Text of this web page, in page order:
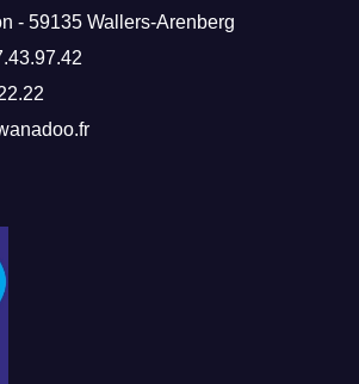
- 59135 Wallers-Arenberg